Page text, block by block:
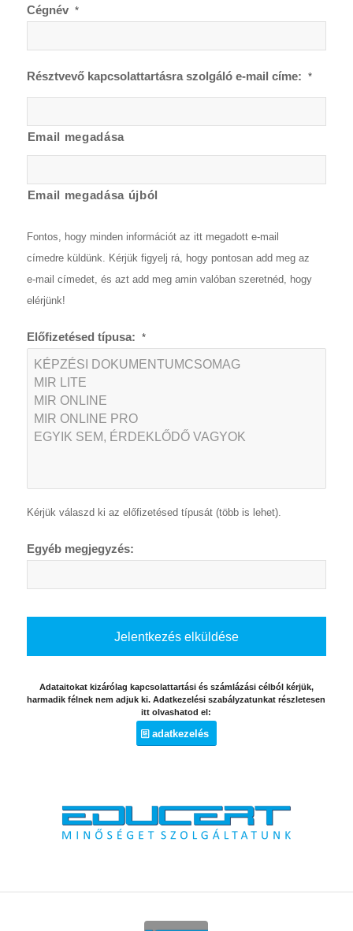
Cégnév *
Résztvevő kapcsolattartásra szolgáló e-mail címe: *
Email megadása
Email megadása újból
Fontos, hogy minden információt az itt megadott e-mail
címedre küldünk. Kérjük figyelj rá, hogy pontosan add meg az
e-mail címedet, és azt add meg amin valóban szeretnéd, hogy
elérjünk!
Előfizetésed típusa: *
Kérjük válaszd ki az előfizetésed típusát (több is lehet).
Egyéb megjegyzés:
Adataitokat kizárólag kapcsolattartási és számlázási célból kérjük,
harmadik félnek nem adjuk ki. Adatkezelési szabályzatunkat részletesen
itt olvashatod el:
adatkezelés